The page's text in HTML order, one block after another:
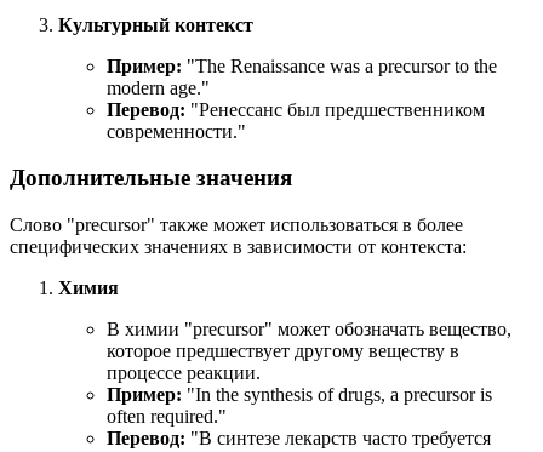
Культурный контекст
Пример: "The Renaissance was a precursor to the
modern age."
Перевод: "Ренессанс был предшественником
современности."
Дополнительные значения
Слово "precursor" также может использоваться в более
специфических значениях в зависимости от контекста:
Химия
В химии "precursor" может обозначать вещество,
которое предшествует другому веществу в
процессе реакции.
Пример: "In the synthesis of drugs, a precursor is
often required."
Перевод: "В синтезе лекарств часто требуется